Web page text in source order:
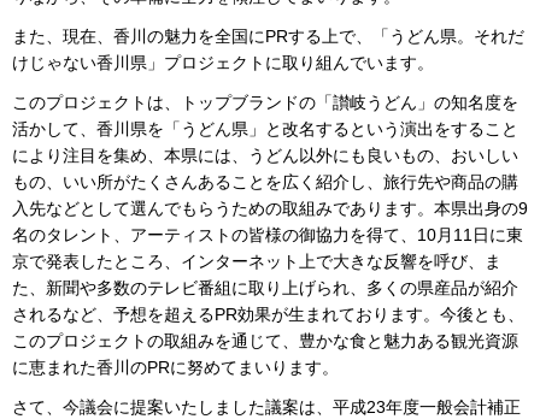
また、現在、香川の魅力を全国にPRする上で、「うどん県。それだ
けじゃない香川県」プロジェクトに取り組んでいます。
このプロジェクトは、トップブランドの「讃岐うどん」の知名度を
活かして、香川県を「うどん県」と改名するという演出をすること
により注目を集め、本県には、うどん以外にも良いもの、おいしい
もの、いい所がたくさんあることを広く紹介し、旅行先や商品の購
入先などとして選んでもらうための取組みであります。本県出身の9
名のタレント、アーティストの皆様の御協力を得て、10月11日に東
京で発表したところ、インターネット上で大きな反響を呼び、ま
た、新聞や多数のテレビ番組に取り上げられ、多くの県産品が紹介
されるなど、予想を超えるPR効果が生まれております。今後とも、
このプロジェクトの取組みを通じて、豊かな食と魅力ある観光資源
に恵まれた香川のPRに努めてまいります。
さて、今議会に提案いたしました議案は、平成23年度一般会計補正